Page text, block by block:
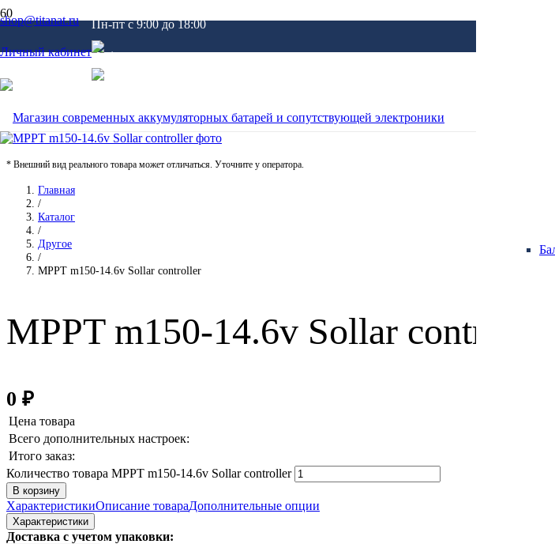
shop@titanat.ru
Личный кабинет
Пн-пт c 9:00 до 18:00
* Внешний вид реального товара может отличаться. Уточните у оператора.
Главная
/
Каталог
/
Другое
/
MPPT m150-14.6v Sollar controller
MPPT m150-14.6v Sollar controller
0 ₽
Цена товара
Всего дополнительных настроек:
Итого заказ:
Количество товара MPPT m150-14.6v Sollar controller
В корзину
ХарактеристикиОписание товараДополнительные опции
Характеристики
Доставка с учетом упаковки: